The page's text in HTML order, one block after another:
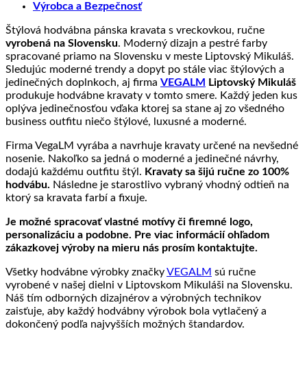
Výrobca a Bezpečnosť
Štýlová hodvábna pánska kravata s vreckovkou, ručne
vyrobená na Slovensku. Moderný dizajn a pestré farby
spracované priamo na Slovensku v meste Liptovský Mikuláš.
Sledujúc moderné trendy a dopyt po stále viac štýlových a
jedinečných doplnkoch, aj firma VEGALM
Liptovský Mikuláš
produkuje hodvábne kravaty v tomto smere. Každý jeden kus
oplýva jedinečnosťou vďaka ktorej sa stane aj zo všedného
business outfitu niečo štýlové, luxusné a moderné.
Firma VegaLM vyrába a navrhuje kravaty určené na nevšedné
nosenie. Nakoľko sa jedná o moderné a jedinečné návrhy,
dodajú každému outfitu štýl. Kravaty sa šijú ručne zo 100%
hodvábu. Následne je starostlivo vybraný vhodný odtieň na
ktorý sa kravata farbí a fixuje.
Je možné spracovať vlastné motívy či firemné logo,
personalizáciu a podobne. Pre viac informácií ohľadom
zákazkovej výroby na mieru nás prosím kontaktujte.
Všetky hodvábne výrobky značkyVEGALM sú ručne
vyrobené v našej dielni v Liptovskom Mikuláši na Slovensku.
Náš tím odborných dizajnérov a výrobných technikov
zaisťuje, aby každý hodvábny výrobok bola vytlačený a
dokončený podľa najvyšších možných štandardov.